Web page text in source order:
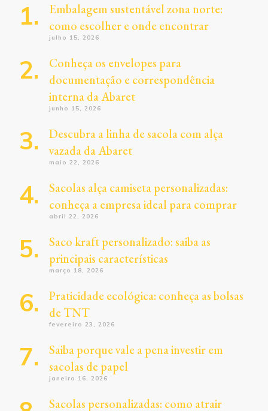
Embalagem sustentável zona norte:
como escolher e onde encontrar
julho 15, 2026
Conheça os envelopes para
documentação e correspondência
interna da Abaret
junho 15, 2026
Descubra a linha de sacola com alça
vazada da Abaret
maio 22, 2026
Sacolas alça camiseta personalizadas:
conheça a empresa ideal para comprar
abril 22, 2026
Saco kraft personalizado: saiba as
principais características
março 18, 2026
Praticidade ecológica: conheça as bolsas
de TNT
fevereiro 23, 2026
Saiba porque vale a pena investir em
sacolas de papel
janeiro 16, 2026
Sacolas personalizadas: como atrair